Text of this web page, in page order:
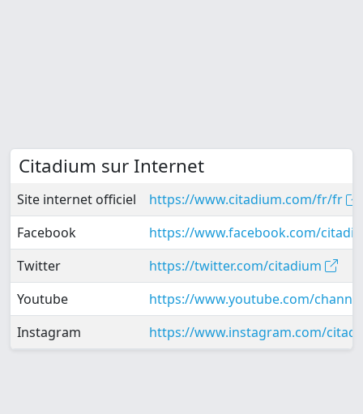
Citadium sur Internet
Site internet officiel
https://www.citadium.com/fr/fr
Facebook
https://www.facebook.com/
Twitter
https://twitter.com/citadium
Youtube
https://www.youtube.com/
Instagram
https://www.instagram.com/